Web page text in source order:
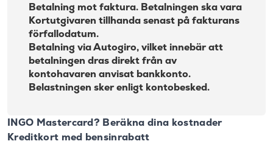
Betalning mot faktura. Betalningen ska vara
Kortutgivaren tillhanda senast på fakturans
förfallodatum.
Betalning via Autogiro, vilket innebär att
betalningen dras direkt från av
kontohavaren anvisat bankkonto.
Belastningen sker enligt kontobesked.
INGO Mastercard? Beräkna dina kostnader
Kreditkort med bensinrabatt